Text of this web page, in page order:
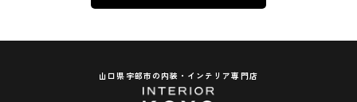
山口県宇部市の内装・インテリア専門店